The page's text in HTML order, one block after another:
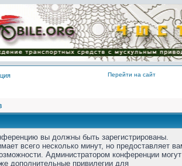
Перейти на сайт
вы должны быть зарегистрированы.
всего несколько минут, но предоставляет
Администратором конференции
дополнительные привилегии для